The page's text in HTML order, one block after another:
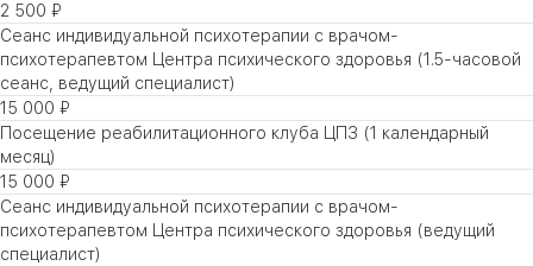
2 500 ₽
Сеанс индивидуальной психотерапии с врачом-
психотерапевтом Центра психического здоровья (1.5-часовой
сеанс, ведущий специалист)
15 000 ₽
Посещение реабилитационного клуба ЦПЗ (1 календарный
месяц)
15 000 ₽
Сеанс индивидуальной психотерапии с врачом-
психотерапевтом Центра психического здоровья (ведущий
специалист)